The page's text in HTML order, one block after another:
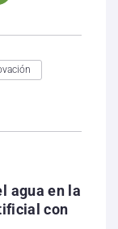
agua en la
con